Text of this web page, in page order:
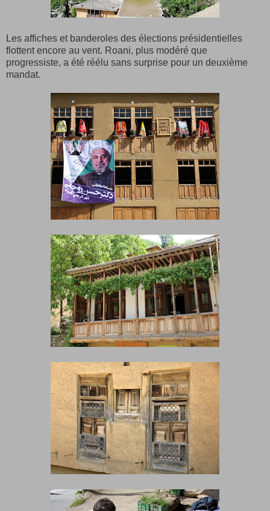
Les affiches et banderoles des élections présidentielles
flottent encore au vent. Roani, plus modéré que
progressiste, a été réélu sans surprise pour un deuxième
mandat.